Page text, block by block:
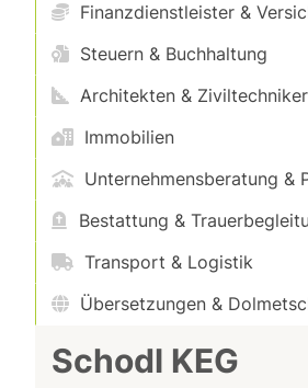
Finanzdienstleister &
Steuern & Buchhaltung
Architekten & Ziviltechniker
Immobilien
Unternehmensberatung &
Bestattung &
Transport & Logistik
Übersetzungen &
Schodl KEG